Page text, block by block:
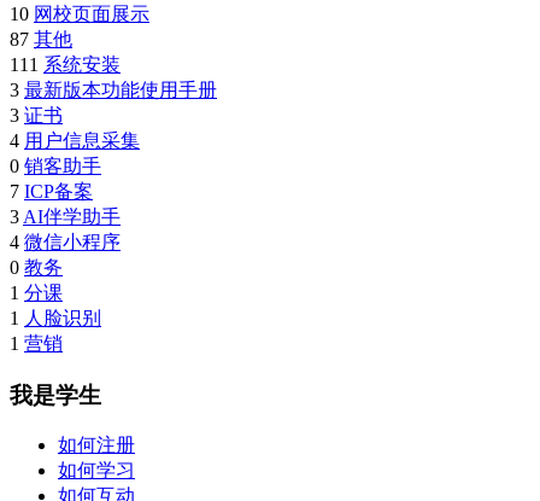
10 网校页面展示
87 其他
111 系统安装
3 最新版本功能使用手册
3 证书
4 用户信息采集
0 销客助手
7 ICP备案
3 AI伴学助手
4 微信小程序
0 教务
1 分课
1 人脸识别
1 营销
我是学生
如何注册
如何学习
如何互动